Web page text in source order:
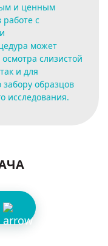
и ценным
с
может
слизистой
и для
образцов
исследования.